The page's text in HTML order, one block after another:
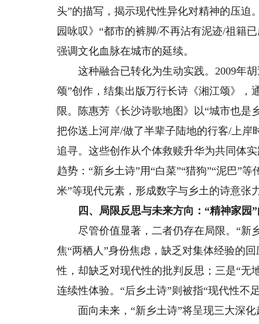
头”的描写，揭示现代性异化对精神的压迫
园咏叹》“都市的裤脚/不再沾有泥迹/祖籍
强调文化血脉在城市的延续。
这种融合已转化为生动实践。2009年胡
颂”创作，结集出版万行长诗《湘江颂》，
限。陈惠芳《长沙诗歌地图》以“城市也是
把你送上河岸/做了半辈子陆地的行客/上岸
追寻。这些创作从个体救赎升华为共同体
趋势：“新乡土诗”用“白菜”“猎狗”“泥巴”
米”等现代元素，形成数字与乡土的诗意张
四、局限反思与未来方向：“精神家园
尽管价值显著，二者仍存在局限。“新乡
焦“两栖人”身份焦虑，缺乏对集体经验的
性，却缺乏对现代性的批判反思；三是“无
连续性体验。“后乡土诗”则被指“现代性不
面向未来，“新乡土诗”将呈现三大深化